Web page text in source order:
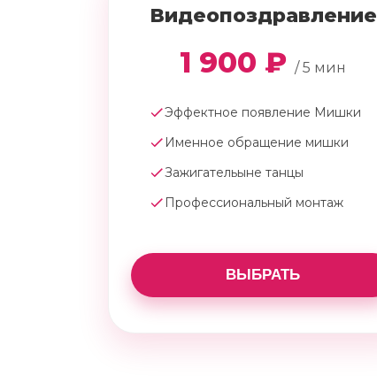
Видеопоздравление
1 900 ₽ / 5 мин
Эффектное появление Мишки
Именное обращение мишки
Зажигательыне танцы
Профессиональный монтаж
ВЫБРАТЬ